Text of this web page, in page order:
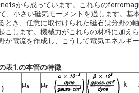
から成っています。これらの
、小さい磁気モーメントを過します。
とき、任意に取付けられた磁石は分野の
こします。機械力がこれらの材料に加え
が電流を作成し、こうして電気エネルギ
表1.の本管の特徴
μa μr k